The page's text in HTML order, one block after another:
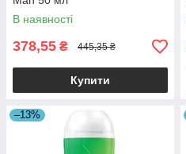
В наявності
378,55 ₴ 445,35 ₴
Купити
–13%